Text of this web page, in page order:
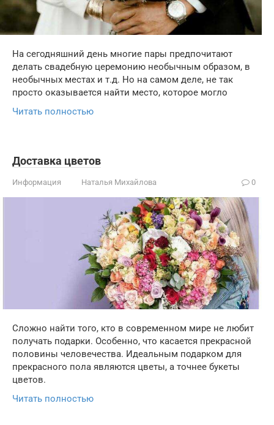
На сегодняшний день многие пары предпочитают
делать свадебную церемонию необычным образом, в
необычных местах и т.д. Но на самом деле, не так
просто оказывается найти место, которое могло
Читать полностью
Доставка цветов
Информация Наталья Михайлова 0
Сложно найти того, кто в современном мире не любит
получать подарки. Особенно, что касается прекрасной
половины человечества. Идеальным подарком для
прекрасного пола являются цветы, а точнее букеты
цветов.
Читать полностью